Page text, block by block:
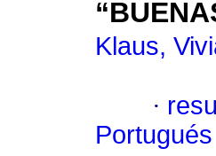
Klaus,
·
Portugués